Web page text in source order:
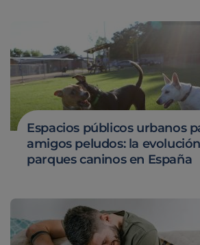
Espacios públicos urbanos
amigos peludos: la
parques caninos en España